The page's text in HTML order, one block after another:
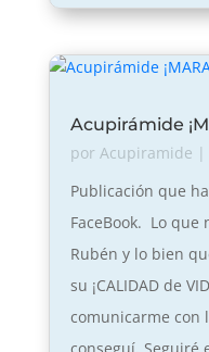
Acupirámide
por Acupiramide |
Publicación que
FaceBook. Lo que
Rubén y lo bien
su ¡CALIDAD de
comunicarme con
conseguí. Seguiré